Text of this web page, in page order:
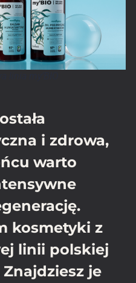
i zdrowa,
warto
kosmetyki z
linii polskiej
Znajdziesz je